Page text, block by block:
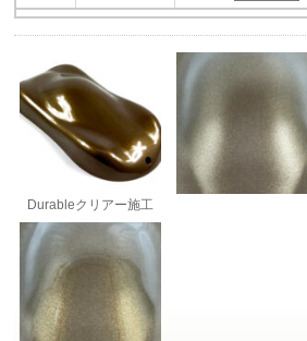
Durableクリアー施工